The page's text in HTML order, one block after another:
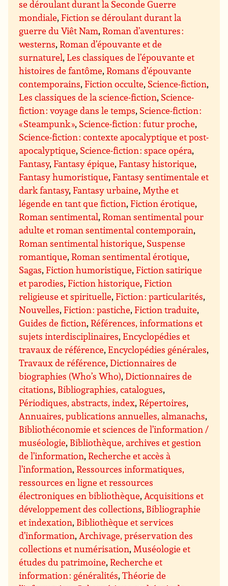
se déroulant durant la Seconde Guerre
mondiale,Fiction se déroulant durant la
guerre du Viêt Nam,Roman d’aventures :
westerns,Roman d’épouvante et de
surnaturel,Les classiques de l’épouvante et
histoires de fantôme,Romans d’épouvante
contemporains,Fiction occulte, Science-fiction,
Les classiques de la science-fiction, Science-
fiction : voyage dans le temps, Science-fiction :
« Steampunk », Science-fiction : futur proche,
Science-fiction : contexte apocalyptique et post-
apocalyptique, Science-fiction : space opéra,
Fantasy,Fantasy épique,Fantasy historique,
Fantasy humoristique,Fantasy sentimentale et
dark fantasy,Fantasy urbaine,Mythe et
légende en tant que fiction,Fiction érotique,
Roman sentimental,Roman sentimental pour
adulte et roman sentimental contemporain,
Roman sentimental historique, Suspense
romantique,Roman sentimental érotique,
Sagas,Fiction humoristique,Fiction satirique
et parodies,Fiction historique,Fiction
religieuse et spirituelle,Fiction : particularités,
Nouvelles,Fiction : pastiche,Fiction traduite,
Guides de fiction,Références, informations et
sujets interdisciplinaires,Encyclopédies et
travaux de référence,Encyclopédies générales,
Travaux de référence,Dictionnaires de
biographies (Who’s Who),Dictionnaires de
citations, Bibliographies, catalogues,
Périodiques, abstracts, index,Répertoires,
Annuaires, publications annuelles, almanachs,
Bibliothéconomie et sciences de l’information /
muséologie, Bibliothèque, archives et gestion
de l’information,Recherche et accès à
l’information,Ressources informatiques,
ressources en ligne et ressources
électroniques en bibliothèque,Acquisitions et
développement des collections, Bibliographie
et indexation, Bibliothèque et services
d’information,Archivage, préservation des
collections et numérisation,Muséologie et
études du patrimoine,Recherche et
information : généralités,Théorie de